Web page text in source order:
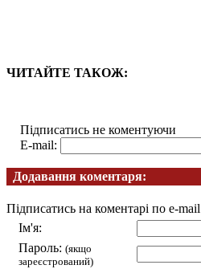
ЧИТАЙТЕ ТАКОЖ:
Підписатись не коментуючи
E-mail:
Додавання коментаря:
Підписатись на коментарі по e-mail
Ім'я:
Пароль: (якщо
зареєстрований)